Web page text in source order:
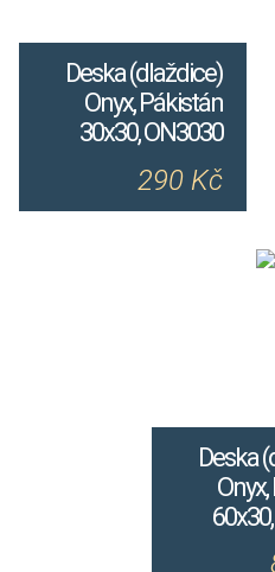
Deska (dlaždice)
Onyx, Pákistán
30x30, ON3030
290 Kč
Deska